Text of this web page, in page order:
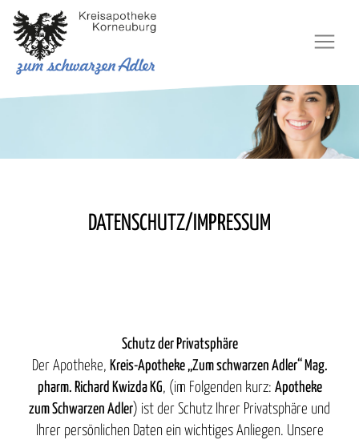
content
DATENSCHUTZ/IMPRESSUM
Schutz der Privatsphäre
Der Apotheke, Kreis-Apotheke „Zum schwarzen Adler“ Mag.
pharm. Richard Kwizda KG, (im Folgenden kurz: Apotheke
zum Schwarzen Adler) ist der Schutz Ihrer Privatsphäre und
Ihrer persönlichen Daten ein wichtiges Anliegen. Unsere